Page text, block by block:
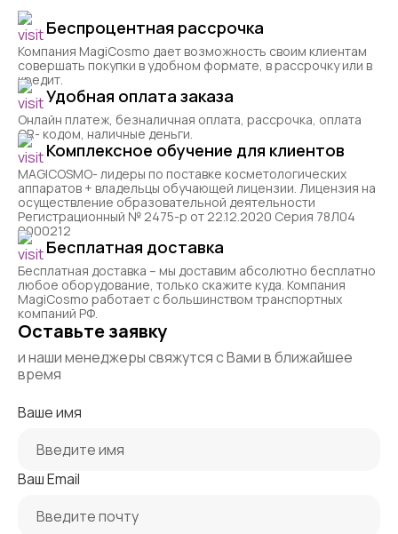
Беспроцентная рассрочка
Компания MagiCosmo дает возможность своим клиентам
совершать покупки в удобном формате, в рассрочку или в
кредит.
Удобная оплата заказа
Онлайн платеж, безналичная оплата, рассрочка, оплата
QR- кодом, наличные деньги.
Комплексное обучение для клиентов
MAGICOSMO- лидеры по поставке косметологических
аппаратов + владельцы обучающей лицензии. Лицензия на
осуществление образовательной деятельности
Регистрационный № 2475-р от 22.12.2020 Серия 78Л04
0000212
Бесплатная доставка
Бесплатная доставка – мы доставим абсолютно бесплатно
любое оборудование, только скажите куда. Компания
MagiCosmo работает с большинством транспортных
компаний РФ.
Оставьте заявку
и наши менеджеры свяжутся с Вами в ближайшее
время
Ваше имя
Ваш Email